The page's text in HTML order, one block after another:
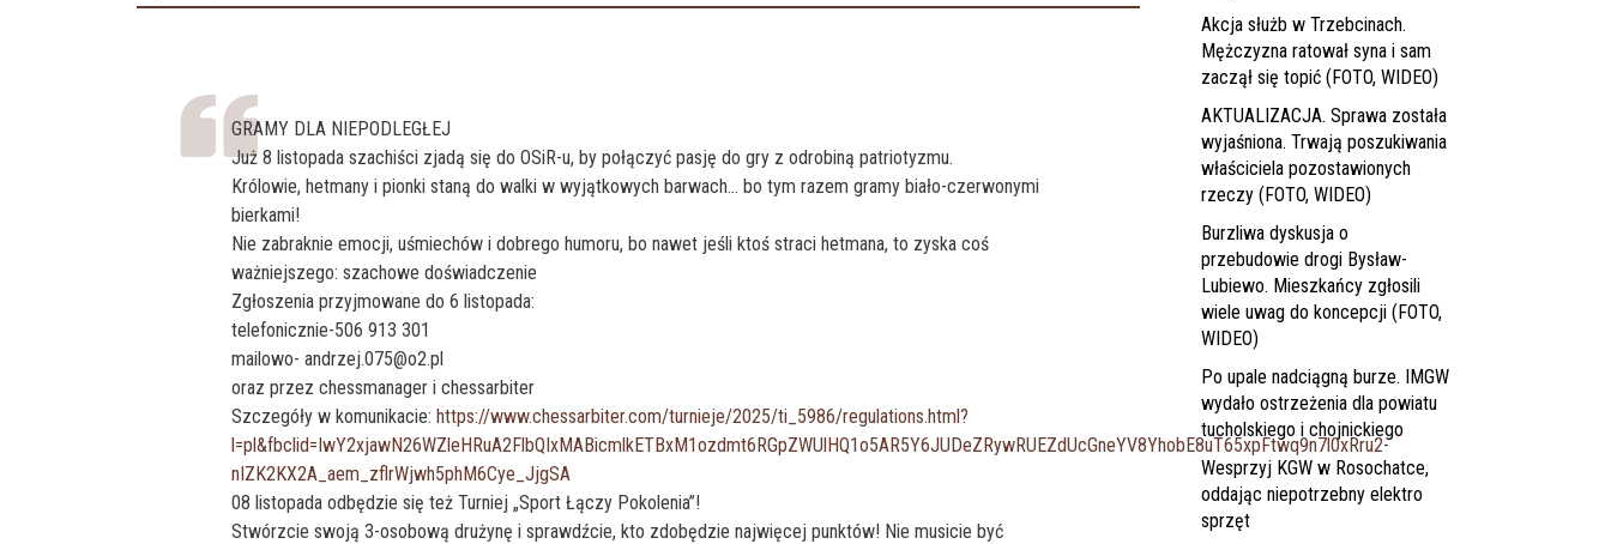
GRAMY DLA NIEPODLEGŁEJ
Już 8 listopada szachiści zjadą się do OSiR-u, by połączyć pasję do gry z odrobiną patriotyzmu.
Królowie, hetmany i pionki staną do walki w wyjątkowych barwach... bo tym razem gramy biało-czerwonymi
bierkami!
Nie zabraknie emocji, uśmiechów i dobrego humoru, bo nawet jeśli ktoś straci hetmana, to zyska coś
ważniejszego: szachowe doświadczenie
Zgłoszenia przyjmowane do 6 listopada:
telefonicznie-506 913 301
mailowo- andrzej.075@o2.pl
oraz przez chessmanager i chessarbiter
Szczegóły w komunikacie: https://www.chessarbiter.com/turnieje/2025/ti_5986/regulations.html?
l=pl&fbclid=IwY2xjawN26WZleHRuA2FlbQIxMABicmlkETBxM1ozdmt6RGpZWUlHQ1o5AR5Y6JUDeZRywRUEZdUcGneYV8YhobE8uT65xpFtwq9n7l0xRru2-
nIZK2KX2A_aem_zflrWjwh5phM6Cye_JjgSA
08 listopada odbędzie się też Turniej „Sport Łączy Pokolenia”!
Stwórzcie swoją 3-osobową drużynę i sprawdźcie, kto zdobędzie najwięcej punktów! Nie musicie być
Akcja służb w Trzebcinach.
Mężczyzna ratował syna i sam
zaczął się topić (FOTO, WIDEO)
AKTUALIZACJA. Sprawa została
wyjaśniona. Trwają poszukiwania
właściciela pozostawionych
rzeczy (FOTO, WIDEO)
Burzliwa dyskusja o
przebudowie drogi Bysław-
Lubiewo. Mieszkańcy zgłosili
wiele uwag do koncepcji (FOTO,
WIDEO)
Po upale nadciągną burze. IMGW
wydało ostrzeżenia dla powiatu
tucholskiego i chojnickiego
Wesprzyj KGW w Rosochatce,
oddając niepotrzebny elektro
sprzęt